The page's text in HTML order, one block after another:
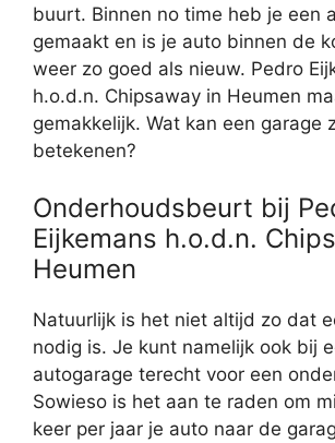
buurt. Binnen no time heb je een
gemaakt en is je auto binnen de
weer zo goed als nieuw. Pedro
h.o.d.n. Chipsaway in Heumen
gemakkelijk. Wat kan een garage
betekenen?
Onderhoudsbeurt bij
Eijkemans h.o.d.n.
Heumen
Natuurlijk is het niet altijd zo dat
nodig is. Je kunt namelijk ook bij
autogarage terecht voor een
Sowieso is het aan te raden om
keer per jaar je auto naar de